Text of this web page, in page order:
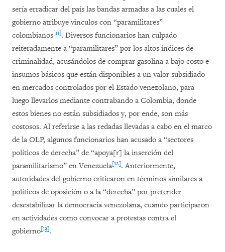
sería erradicar del país las bandas armadas a las cuales el
gobierno atribuye vínculos con “paramilitares”
colombianos[11]. Diversos funcionarios han culpado
reiteradamente a “paramilitares” por los altos índices de
criminalidad, acusándolos de comprar gasolina a bajo costo e
insumos básicos que están disponibles a un valor subsidiado
en mercados controlados por el Estado venezolano, para
luego llevarlos mediante contrabando a Colombia, donde
estos bienes no están subsidiados y, por ende, son más
costosos. Al referirse a las redadas llevadas a cabo en el marco
de la OLP, algunos funcionarios han acusado a “sectores
políticos de derecha” de “apoya[r] la inserción del
paramilitarismo” en Venezuela[12]. Anteriormente,
autoridades del gobierno criticaron en términos similares a
políticos de oposición o a la “derecha” por pretender
desestabilizar la democracia venezolana, cuando participaron
en actividades como convocar a protestas contra el
gobierno[13].